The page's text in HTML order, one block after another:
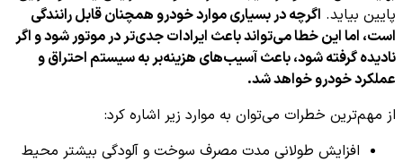
پایین بیاید. اگرچه در بسیاری موارد خودرو همچنان قابل رانندگی
است، اما این خطا می‌تواند باعث ایرادات جدی‌تر در موتور شود و اگر
نادیده گرفته شود، باعث آسیب‌های هزینه‌بر به سیستم احتراق و
عملکرد خودرو خواهد شد.
از مهم‌ترین خطرات می‌توان به موارد زیر اشاره کرد:
افزایش طولانی مدت مصرف سوخت و آلودگی بیشتر محیط